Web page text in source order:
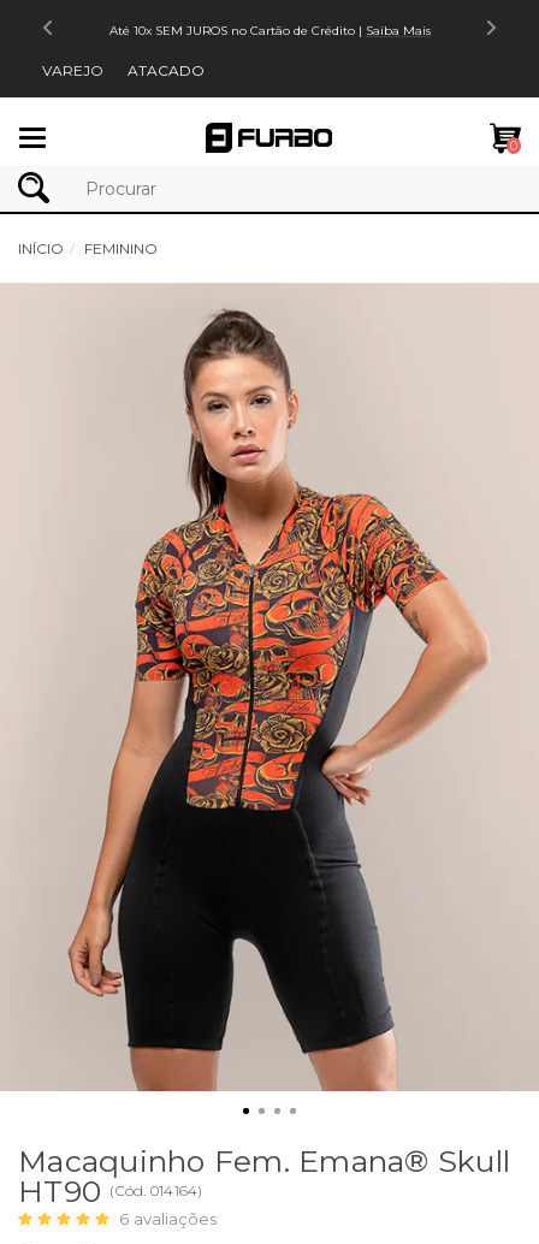
Até 10x SEM JUROS no Cartão de Crédito | Saiba Mais
VAREJO ATACADO
0
INÍCIO FEMININO
Macaquinho Fem. Emana® Skull
HT90 (Cód. 014164)
6 avaliações